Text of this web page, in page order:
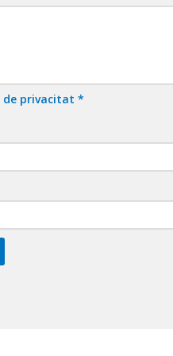
privacitat *